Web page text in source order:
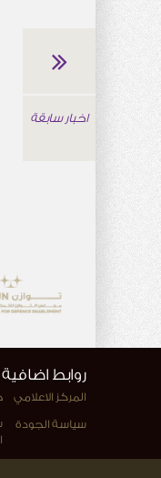
اخبار سابقة
روابط اضافية
المركز الاعلامي
سياسة الجودة